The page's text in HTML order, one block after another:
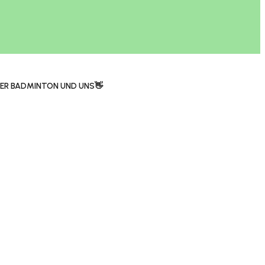
BADMINTON UND UNS👋